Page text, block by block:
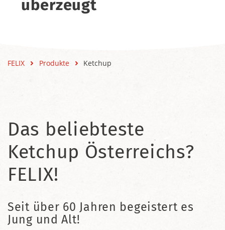
überzeugt
FELIX Produkte Ketchup
Das beliebteste
Ketchup Österreichs?
FELIX!
Seit über 60 Jahren begeistert es
Jung und Alt!